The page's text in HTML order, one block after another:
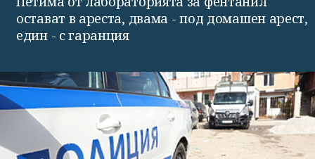
остават в ареста, двама - под домашен арест,
един - с гаранция